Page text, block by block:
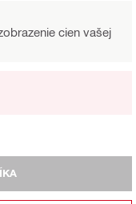
cien vašej